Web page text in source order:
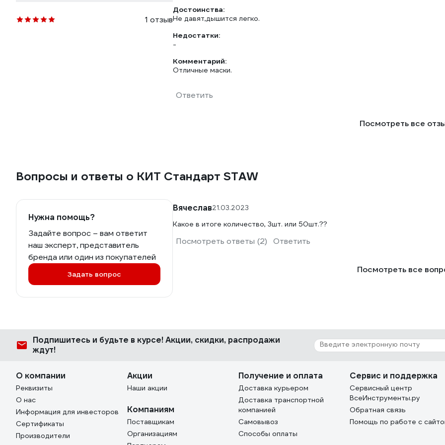
1 отзыв
Достоинства:
Не давят,дышится легко.
Недостатки:
-
Комментарий:
Отличные маски.
Ответить
Посмотреть все
Вопросы и ответы о КИТ Стандарт STAW
Нужна помощь?
Задайте вопрос – вам ответит
наш эксперт, представитель
бренда или один из покупателей
Задать вопрос
Вячеслав21.03.2023
Какое в итоге количество, 3шт. или 50шт.??
Посмотреть ответы (2) Ответить
Посмотреть все
Подпишитесь и будьте в курсе! Акции, скидки, распродажи
ждут!
О компании
Реквизиты
О нас
Информация для инвесторов
Сертификаты
Производители
Акции
Наши акции
Компаниям
Поставщикам
Организациям
Получение и оплата
Доставка курьером
Доставка транспортной
компанией
Самовывоз
Способы оплаты
Сервис и поддержка
Сервисный центр
ВсеИнструменты.ру
Обратная связь
Помощь по работе с